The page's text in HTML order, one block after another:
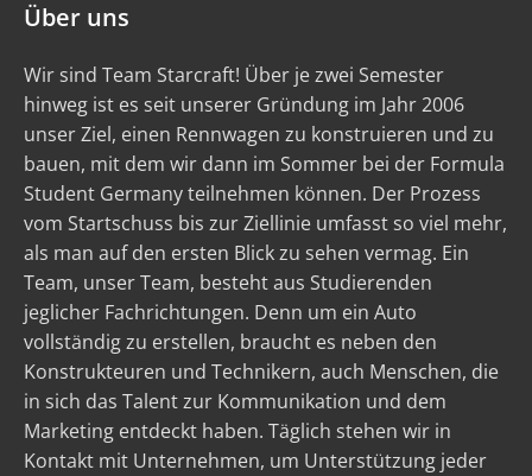
Über uns
Wir sind Team Starcraft! Über je zwei Semester
hinweg ist es seit unserer Gründung im Jahr 2006
unser Ziel, einen Rennwagen zu konstruieren und zu
bauen, mit dem wir dann im Sommer bei der Formula
Student Germany teilnehmen können. Der Prozess
vom Startschuss bis zur Ziellinie umfasst so viel mehr,
als man auf den ersten Blick zu sehen vermag. Ein
Team, unser Team, besteht aus Studierenden
jeglicher Fachrichtungen. Denn um ein Auto
vollständig zu erstellen, braucht es neben den
Konstrukteuren und Technikern, auch Menschen, die
in sich das Talent zur Kommunikation und dem
Marketing entdeckt haben. Täglich stehen wir in
Kontakt mit Unternehmen, um Unterstützung jeder